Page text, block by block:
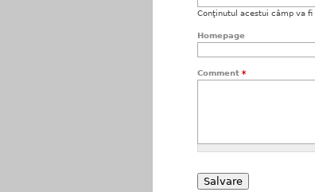
Conţinutul acestui câmp va
Homepage
Comment *